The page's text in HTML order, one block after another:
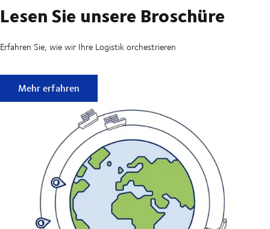
Lesen Sie unsere Broschüre
Erfahren Sie, wie wir Ihre Logistik orchestrieren
Lesen Sie unsere Broschüre
Mehr erfahren